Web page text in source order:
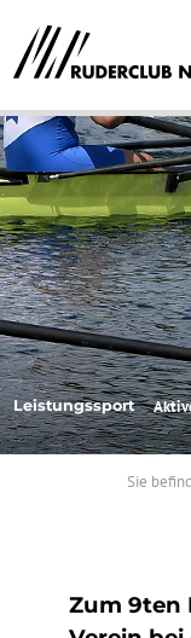
Leistungssport
Sie
Zum 9ten